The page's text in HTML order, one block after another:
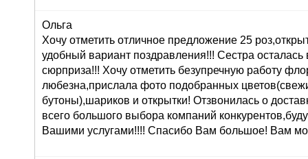
Ольга
Хочу отметить отличное предложение 25
удобный вариант поздравления!!! Сестра осталась
сюрприза!!! Хочу отметить безупречную работу
любезна,прислала фото подобранных
бутоны),шариков и открытки! Отзвонилась о
всего большого выбора компаний
Вашими услугами!!!! Спасибо Вам большое! Вам